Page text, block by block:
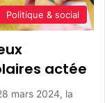
Politique & social
actée
mars 2024, la